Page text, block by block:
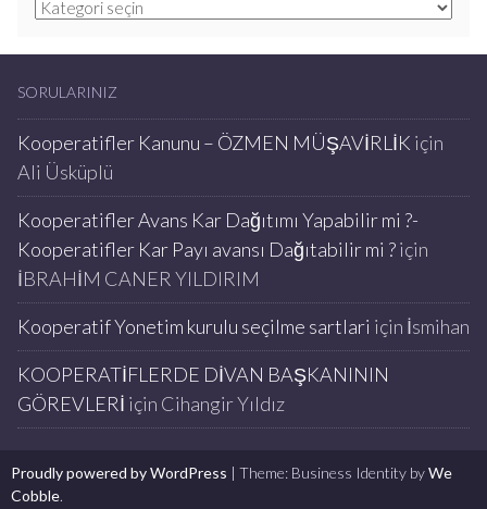
Kategoriler
SORULARINIZ
Kooperatifler Kanunu – ÖZMEN MÜŞAVİRLİK için
Ali Üsküplü
Kooperatifler Avans Kar Dağıtımı Yapabilir mi ?-
Kooperatifler Kar Payı avansı Dağıtabilir mi ?için
İBRAHİM CANER YILDIRIM
Kooperatif Yonetim kurulu seçilme sartlari için İsmihan
KOOPERATİFLERDE DİVAN BAŞKANININ
GÖREVLERİ için Cihangir Yıldız
Proudly powered by WordPress | Theme: Business Identity byWe
Cobble.